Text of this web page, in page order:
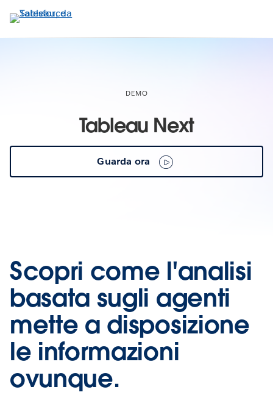
Passa
contenuto
DEMO
Tableau Next
Guarda ora
Scopri come l'analisi
basata sugli agenti
mette a disposizione
le informazioni
ovunque.